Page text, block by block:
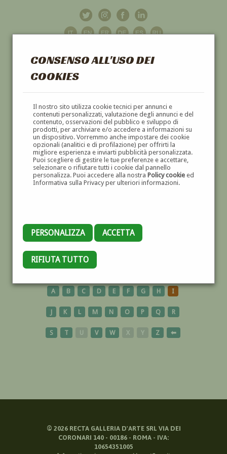
CONSENSO ALL'USO DEI
COOKIES
Il nostro sito utilizza cookie tecnici per annunci e
contenuti personalizzati, valutazione degli annunci e del
contenuto, osservazioni del pubblico e sviluppo di
prodotti, per archiviare e/o accedere a informazioni su
un dispositivo. Vorremmo anche impostare dei cookie
opzionali (analitici e di profilazione) per offrirti la
migliore esperienza e inviarti pubblicità personalizzata.
Puoi scegliere di gestire le tue preferenze e accettare,
selezionare o rifiutare tutti i cookie dal pannello
personalizza. Puoi accedere alla nostra Policy cookieed
Informativa sulla Privacy per ulteriori informazioni.
PERSONALIZZA ACCETTA
RIFIUTA TUTTO
GALLERIAD'ARTE
DIPINTI E SCULTURE '800 E '900
CIVITAVECCHIA
A B C D E F G H I
J K L M N O P Q R
S T U V W X Y Z ⬅
© 2026RECTA GALLERIA D'ARTE SRL VIA DEI
CORONARI 140 - 00186 - ROMA - IVA:
10654351005